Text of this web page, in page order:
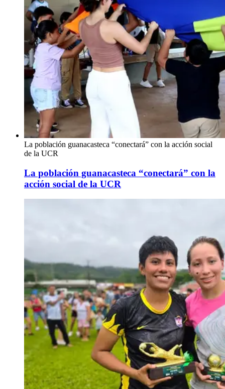
La población guanacasteca “conectará” con la acción social
de la UCR
La población guanacasteca “conectará” con la
acción social de la UCR